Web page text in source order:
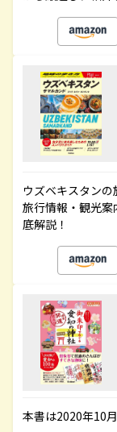
ウズベキスタン
旅行情報・観光
底解説！
本書は2020年10